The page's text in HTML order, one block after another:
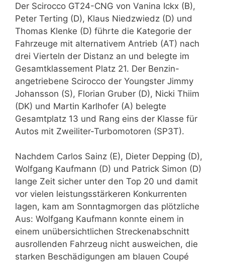
Der Scirocco GT24-CNG von Vanina Ickx (B),
Peter Terting (D), Klaus Niedzwiedz (D) und
Thomas Klenke (D) führte die Kategorie der
Fahrzeuge mit alternativem Antrieb (AT) nach
drei Vierteln der Distanz an und belegte im
Gesamtklassement Platz 21. Der Benzin-
angetriebene Scirocco der Youngster Jimmy
Johansson (S), Florian Gruber (D), Nicki Thiim
(DK) und Martin Karlhofer (A) belegte
Gesamtplatz 13 und Rang eins der Klasse für
Autos mit Zweiliter-Turbomotoren (SP3T).
Nachdem Carlos Sainz (E), Dieter Depping (D),
Wolfgang Kaufmann (D) und Patrick Simon (D)
lange Zeit sicher unter den Top 20 und damit
vor vielen leistungsstärkeren Konkurrenten
lagen, kam am Sonntagmorgen das plötzliche
Aus: Wolfgang Kaufmann konnte einem in
einem unübersichtlichen Streckenabschnitt
ausrollenden Fahrzeug nicht ausweichen, die
starken Beschädigungen am blauen Coupé